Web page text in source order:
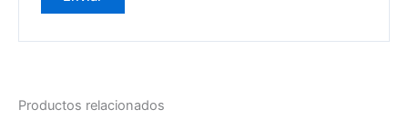
Productos relacionados